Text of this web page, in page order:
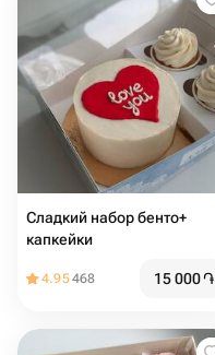
Сладкий набор бенто+
капкейки
4.95468 15 000֏